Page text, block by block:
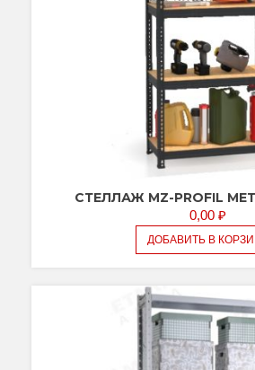
СТЕЛЛАЖ МZ-PROFIL
0,00 ₽
ДОБАВИТЬ В